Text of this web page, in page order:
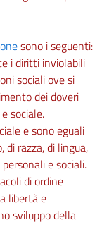
sono i seguenti:
i diritti inviolabili
sociali ove si
dei doveri
sociale.
e sono eguali
di razza, di lingua,
e sociali.
di ordine
libertà e
sviluppo della